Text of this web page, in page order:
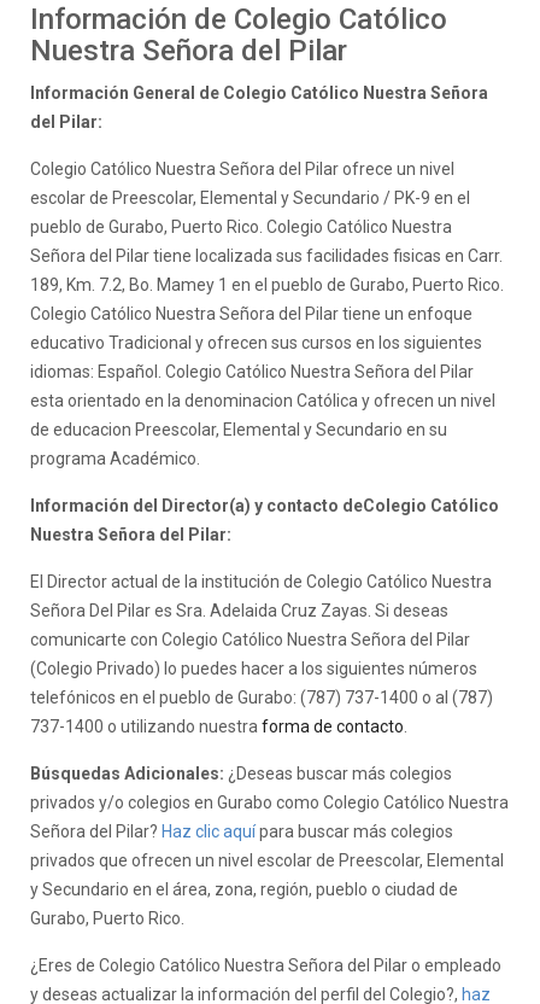
Información de Colegio Católico
Nuestra Señora del Pilar
Información General de Colegio Católico Nuestra Señora
del Pilar:
Colegio Católico Nuestra Señora del Pilar ofrece un nivel
escolar de Preescolar, Elemental y Secundario / PK-9 en el
pueblo de Gurabo, Puerto Rico. Colegio Católico Nuestra
Señora del Pilar tiene localizada sus facilidades fisicas en Carr.
189, Km. 7.2, Bo. Mamey 1 en el pueblo de Gurabo, Puerto Rico.
Colegio Católico Nuestra Señora del Pilar tiene un enfoque
educativo Tradicional y ofrecen sus cursos en los siguientes
idiomas: Español. Colegio Católico Nuestra Señora del Pilar
esta orientado en la denominacion Católica y ofrecen un nivel
de educacion Preescolar, Elemental y Secundario en su
programa Académico.
Información del Director(a) y contacto deColegio Católico
Nuestra Señora del Pilar:
El Director actual de la institución de Colegio Católico Nuestra
Señora Del Pilar es Sra. Adelaida Cruz Zayas. Si deseas
comunicarte con Colegio Católico Nuestra Señora del Pilar
(Colegio Privado) lo puedes hacer a los siguientes números
telefónicos en el pueblo de Gurabo: (787) 737-1400 o al (787)
737-1400 o utilizando nuestra forma de contacto
Búsquedas Adicionales: ¿Deseas buscar más colegios
privados y/o colegios en Gurabo como Colegio Católico Nuestra
Señora del Pilar? Haz clic aquípara buscar más colegios
privados que ofrecen un nivel escolar de Preescolar, Elemental
y Secundario en el área, zona, región, pueblo o ciudad de
Gurabo, Puerto Rico.
¿Eres de Colegio Católico Nuestra Señora del Pilar o empleado
y deseas actualizar la información del perfil del Colegio?, haz